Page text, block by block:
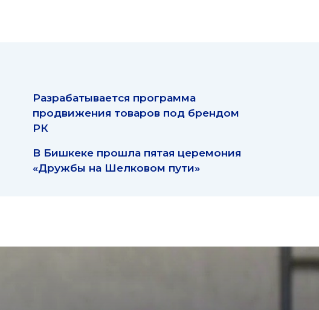
Разрабатывается программа
продвижения товаров под брендом
РК
В Бишкеке прошла пятая церемония
«Дружбы на Шелковом пути»